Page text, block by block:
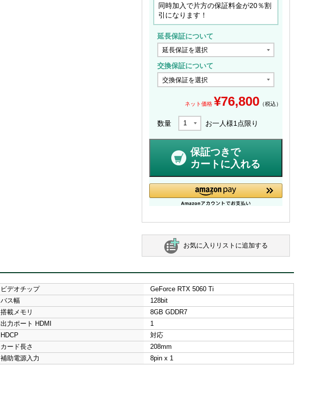
同時加入で片方の保証料金が20％割
引になります！
延長保証について
交換保証について
ネット価格 ¥76,800 （税込）
数量 お一人様1 点限り
保証つきで
カートに入れる
お気に入りリストに追加する
ビデオチップ
GeForce RTX 5060 Ti
バス幅
128bit
搭載メモリ
8GB GDDR7
出力ポート HDMI
1
HDCP
対応
カード長さ
208mm
補助電源入力 8pin x 1